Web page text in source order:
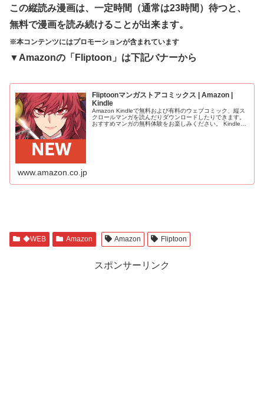
この縦読み漫画は、一定時間（通常は23時間）待つと、
無料で漫画を読み続けることが出来ます。
※本コンテンツにはプロモーションが含まれています
▼Amazonの「Fliptoon」は下記バナーから
Fliptoonマンガストアコミックス | Amazon |
Kindle
Amazon Kindleで無料および有料のウェブコミック、縦ス
クロールマンガを読んだりダウンロードしたりできます。
おすすめマンガの無料体験をお楽しみください。 Kindleデ
www.amazon.co.jp
◆WEB Amazon Amazon Fliptoon
スポンサーリンク